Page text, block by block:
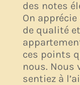
des notes
On
de qualité
ces points
nous. Nous
sentiez à